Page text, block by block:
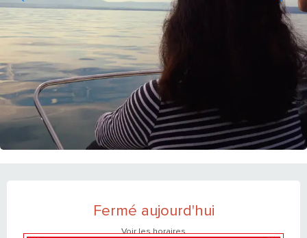
Fermé aujourd'hui
Voir les horaires